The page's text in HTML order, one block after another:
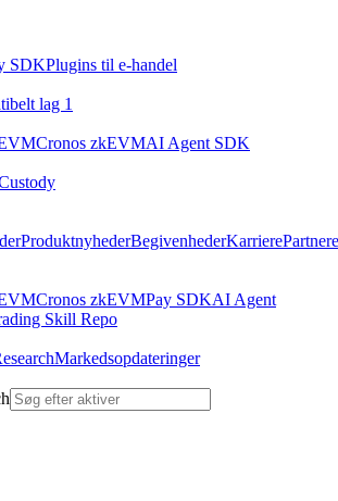
SDKPlugins til e-handel
lag 1
Cronos zkEVMAI Agent SDK
ProduktnyhederBegivenhederKarrierePartnere
Cronos zkEVMPay SDKAI Agent
Skill Repo
Markedsopdateringer